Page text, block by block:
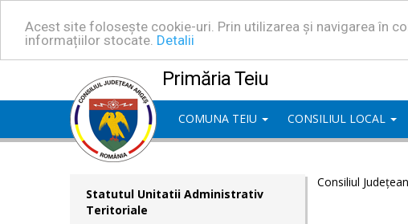
Acest site folosește cookie-uri. Prin utilizarea și navigarea în
informațiilor stocate. Detalii
Primăria Teiu
COMUNA TEIU CONSILIUL LOCAL
Statutul Unitatii Administrativ
Teritoriale
Consiliul